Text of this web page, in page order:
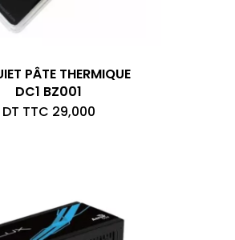
PÂTE THERMIQUE
DC1 BZ001
DT TTC 29,000